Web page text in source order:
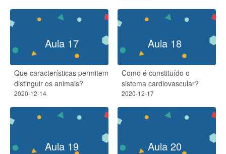
Aula 17
Que características permitem
distinguir os animais?
2020-12-14
Aula 18
Como é constituído o
sistema cardiovascular?
2020-12-17
Aula 19 Aula 20